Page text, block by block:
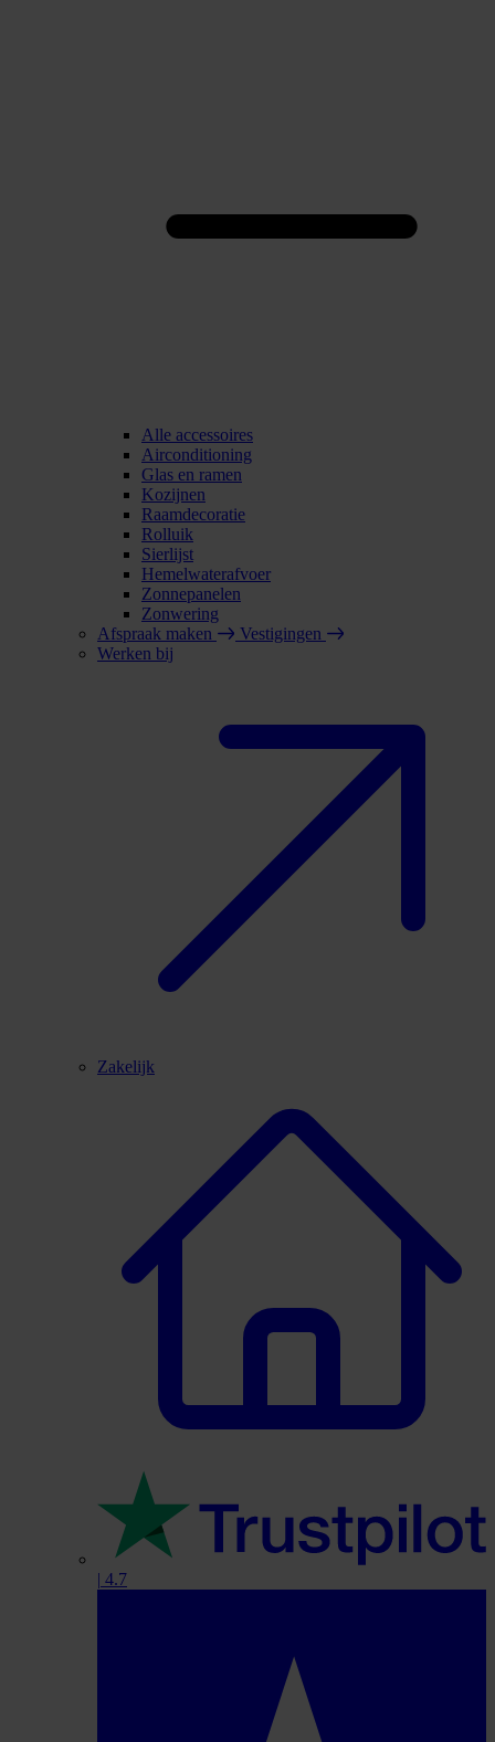
Alle accessoires
Airconditioning
Glas en ramen
Kozijnen
Raamdecoratie
Rolluik
Sierlijst
Hemelwaterafvoer
Zonnepanelen
Zonwering
Afspraak maken
Vestigingen
Werken bij
Zakelijk
| 4.7